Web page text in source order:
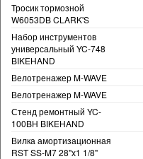
Тросик тормозной
W6053DB CLARK'S
Набор инструментов
универсальный YC-748
BIKEHAND
Велотренажер M-WAVE
Велотренажер M-WAVE
Стенд ремонтный YC-
100BH BIKEHAND
Вилка амортизационная
RST SS-M7 28"х1 1/8"